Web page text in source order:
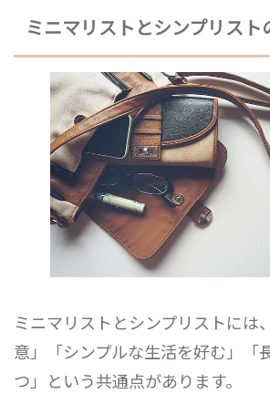
ミニマリストとシンプリスト
ミニマリストとシンプリストには
意」「シンプルな生活を好む」「
つ」という共通点があります。